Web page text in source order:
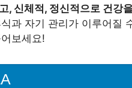
, 신체적, 정신적으로 건강
과 자기 관리가 이루어질
보세요!